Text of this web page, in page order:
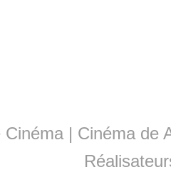
Cinéma | Cinéma de